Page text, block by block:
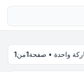
واحدة • صفحة1من1